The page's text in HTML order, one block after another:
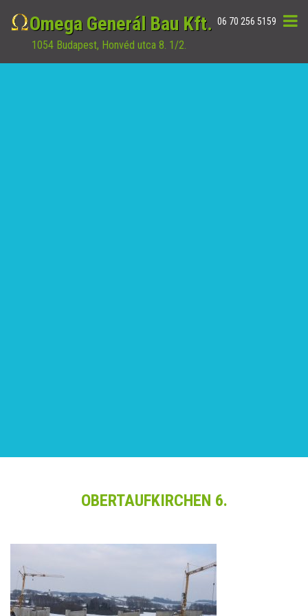
Omega Generál Bau Kft.
1054 Budapest, Honvéd utca 8. 1/2.
06 70 256 5159
OBERTAUFKIRCHEN 6.